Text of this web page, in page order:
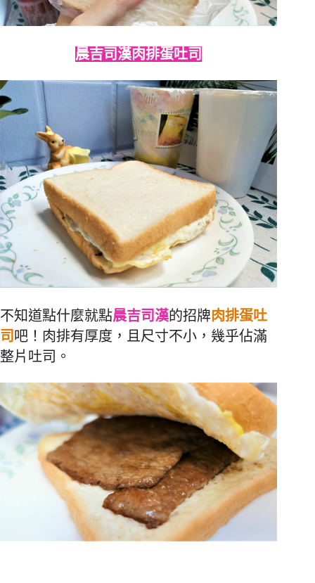
晨吉司漢肉排蛋吐司
不知道點什麼就點晨吉司漢的招牌肉排蛋吐
司 吧！ 肉排有厚度，且尺寸不小，幾乎佔滿
整片吐司。